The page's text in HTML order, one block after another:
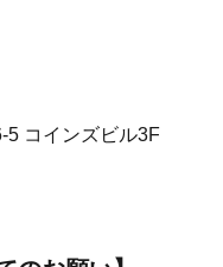
5 コインズビル3F